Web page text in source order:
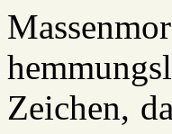
Zeichen,